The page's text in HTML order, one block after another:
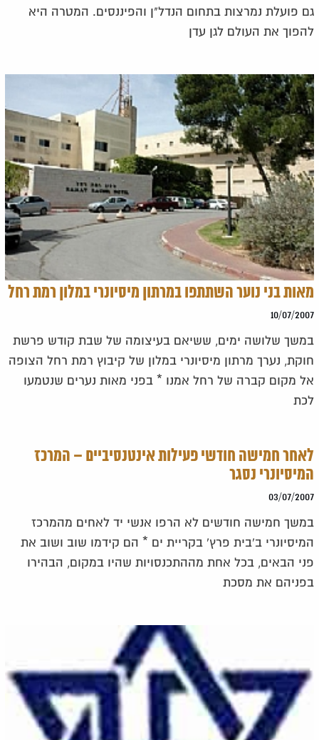
גם פועלת נמרצות בתחום הנדל"ן והפיננסים. המטרה היא
להפוך את העולם לגן עדן
מאות בני נוער השתתפו במרתון מיסיונרי במלון רמת רחל
10/07/2007
במשך שלושה ימים, ששיאם בעיצומה של שבת קודש פרשת
חוקת, נערך מרתון מיסיונרי במלון של קיבוץ רמת רחל הצופה
אל מקום קברה של רחל אמנו * בפני מאות נערים שנטמעו
לכת
לאחר חמישה חודשי פעילות אינטנסיביים – המרכז
המיסיונרי נסגר
03/07/2007
במשך חמישה חודשים לא הרפו אנשי יד לאחים מהמרכז
המיסיונרי ב'בית פרץ' בקריית ים * הם קידמו שוב ושוב את
פני הבאים, בכל אחת מההתכנסויות שהיו במקום, הבהירו
בפניהם את מסכת